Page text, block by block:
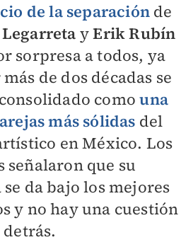
de la separaciónde
yErik Rubín
sorpresa a todos, ya
de dos décadas se
comouna
más sólidas del
en México. Los
señalaron que su
da bajo los mejores
y no hay una cuestión